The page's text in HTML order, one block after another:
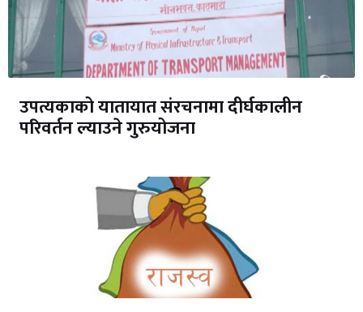
उपत्यकाको यातायात संरचनामा दीर्घकालीन
परिवर्तन ल्याउने गुरुयोजना